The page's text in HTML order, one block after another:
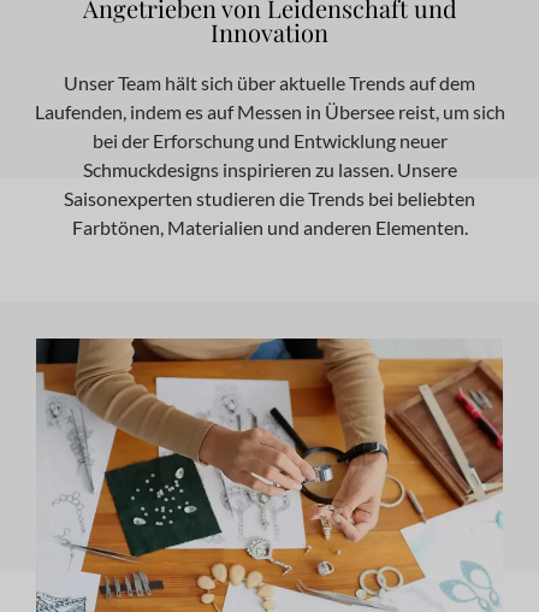
Angetrieben von Leidenschaft und
Innovation
Unser Team hält sich über aktuelle Trends auf dem
Laufenden, indem es auf Messen in Übersee reist, um sich
bei der Erforschung und Entwicklung neuer
Schmuckdesigns inspirieren zu lassen. Unsere
Saisonexperten studieren die Trends bei beliebten
Farbtönen, Materialien und anderen Elementen.